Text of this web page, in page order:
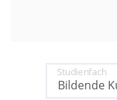
Studienfach